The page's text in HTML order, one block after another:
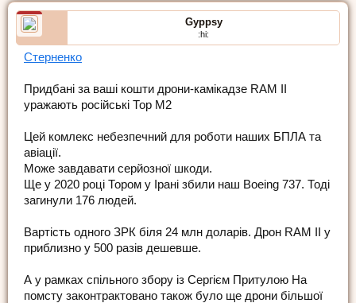
Gyppsy
:hi:
Стерненко
Придбані за ваші кошти дрони-камікадзе RAM II
уражають російські Тор М2
Цей комлекс небезпечний для роботи наших БПЛА та
авіації.
Може завдавати серйозної шкоди.
Ще у 2020 році Тором у Ірані збили наш Boeing 737. Тоді
загинули 176 людей.
Вартість одного ЗРК біля 24 млн доларів. Дрон RAM II у
приблизно у 500 разів дешевше.
А у рамках спільного збору із Сергієм Притулою На
помсту законтрактовано також було ще дрони більшої